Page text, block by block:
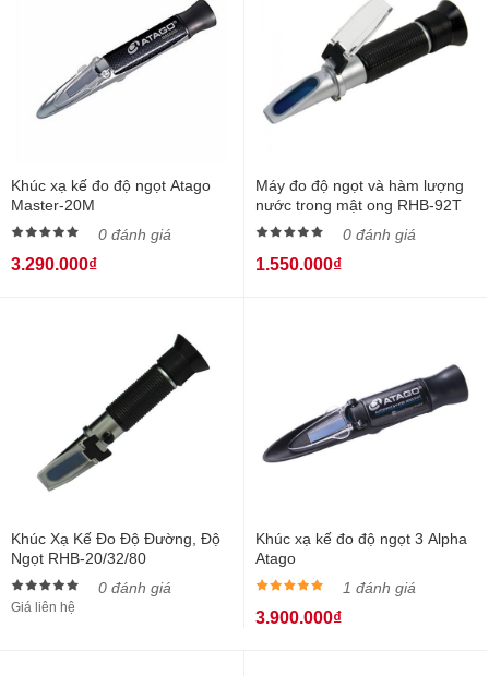
Khúc xạ kế đo độ ngọt Atago
Master-20M
0 đánh giá
3.290.000₫
Máy đo độ ngọt và hàm lượng
nước trong mật ong RHB-92T
0 đánh giá
1.550.000₫
Khúc Xạ Kế Đo Độ Đường, Độ
Ngọt RHB-20/32/80
0 đánh giá
Giá liên hệ
Khúc xạ kế đo độ ngọt 3 Alpha
Atago
1 đánh giá
3.900.000₫